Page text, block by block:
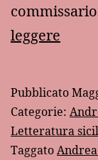
leggere
Pubblicato
Categorie:
Letteratura
Taggato